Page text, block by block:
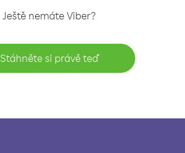
Ještě nemáte Viber?
Stáhněte si právě teď